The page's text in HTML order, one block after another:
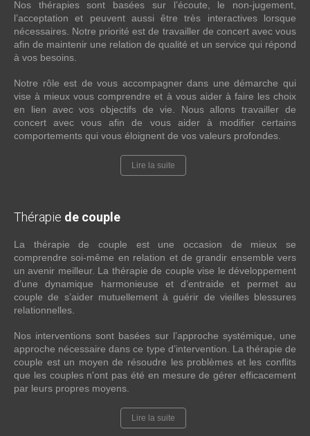
Nos thérapies sont basées sur l’écoute, le non-jugement,
l’acceptation et peuvent aussi être très interactives lorsque
nécessaires. Notre priorité est de travailler de concert avec vous
afin de maintenir une relation de qualité et un service qui répond
à vos besoins.
Notre rôle est de vous accompagner dans une démarche qui
vise à mieux vous comprendre et à vous aider à faire les choix
en lien avec vos objectifs de vie. Nous allons travailler de
concert avec vous afin de vous aider à modifier certains
comportements qui vous éloignent de vos valeurs profondes.
Lire la suite
Thérapie de couple
La thérapie de couple est une occasion de mieux se
comprendre soi-même en relation et de grandir ensemble vers
un avenir meilleur. La thérapie de couple vise le développement
d’une dynamique harmonieuse et d’entraide et permet au
couple de s’aider mutuellement à guérir de vieilles blessures
relationnelles.
Nos interventions sont basées sur l’approche systémique, une
approche nécessaire dans ce type d’intervention. La thérapie de
couple est un moyen de résoudre les problèmes et les conflits
que les couples n'ont pas été en mesure de gérer efficacement
par leurs propres moyens.
Lire la suite